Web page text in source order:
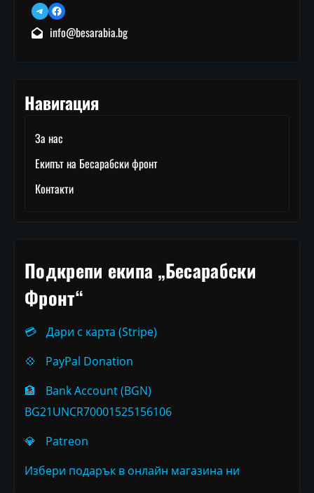
TelegramFacebook
info@besarabia.bg
Навигация
За нас
Екипът на Бесарабски фронт
Контакти
Подкрепи екипа „Бесарабски
Фронт“
💳
Дари с карта (Stripe)
💠
PayPal Donation
🏦
Bank Account (BGN)
BG21UNCR70001525156106
💎
Patreon
Избери подарък в онлайн магазина ни